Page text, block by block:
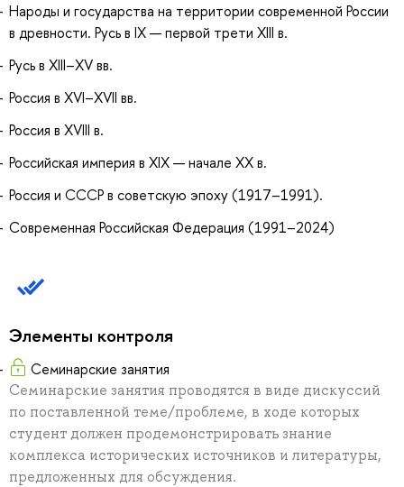
Народы и государства на территории современной России
в древности. Русь в IX — первой трети XIII в.
Русь в XIII–XV вв.
Россия в XVI–XVII вв.
Россия в XVIII в.
Российская империя в XIX — начале ХХ в.
Россия и СССР в советскую эпоху (1917–1991).
Современная Российская Федерация (1991–2024)
Элементы контроля
Семинарские занятия
Семинарские занятия проводятся в виде дискуссий
по поставленной теме/проблеме, в ходе которых
студент должен продемонстрировать знание
комплекса исторических источников и литературы,
предложенных для обсуждения.